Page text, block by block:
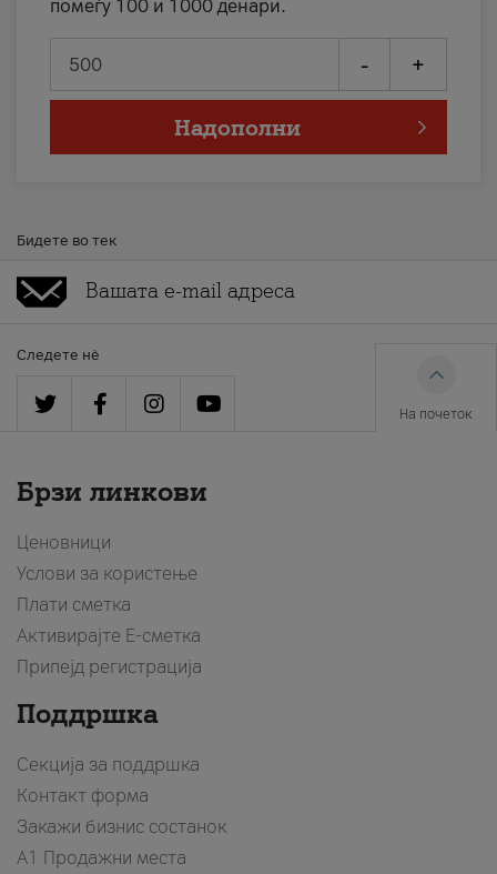
помеѓу 100 и 1000 денари.
- +
Надополни
Бидете во тек
Следете нè
На почеток
Брзи линкови
Ценовници
Услови за користење
Плати сметка
Активирајте Е-сметка
Припејд регистрација
Поддршка
Секција за поддршка
Контакт форма
Закажи бизнис состанок
A1 Продажни места